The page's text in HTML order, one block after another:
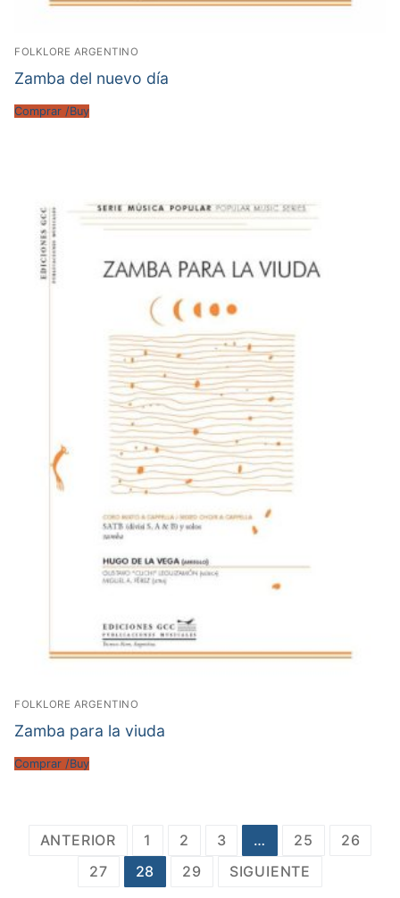
FOLKLORE ARGENTINO
Zamba del nuevo día
Comprar /Buy
FOLKLORE ARGENTINO
Zamba para la viuda
Comprar /Buy
Paginación
ANTERIOR 1 2 3 … 25
26
27
28 29 SIGUIENTE